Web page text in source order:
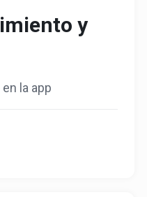
y
la app